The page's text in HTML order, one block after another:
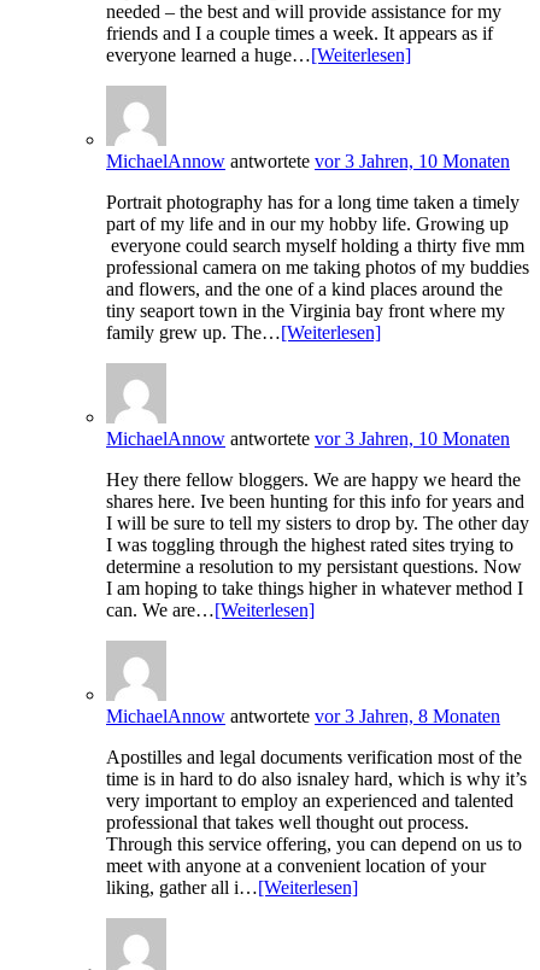
needed – the best and will provide assistance for my
friends and I a couple times a week. It appears as if
everyone learned a huge…[Weiterlesen]
MichaelAnnow antwortete vor 3 Jahren, 10 Monaten
Portrait photography has for a long time taken a timely
part of my life and in our my hobby life. Growing up
everyone could search myself holding a thirty five mm
professional camera on me taking photos of my buddies
and flowers, and the one of a kind places around the
tiny seaport town in the Virginia bay front where my
family grew up. The…[Weiterlesen]
MichaelAnnow antwortete vor 3 Jahren, 10 Monaten
Hey there fellow bloggers. We are happy we heard the
shares here. Ive been hunting for this info for years and
I will be sure to tell my sisters to drop by. The other day
I was toggling through the highest rated sites trying to
determine a resolution to my persistant questions. Now
I am hoping to take things higher in whatever method I
can. We are…[Weiterlesen]
MichaelAnnow antwortete vor 3 Jahren, 8 Monaten
Apostilles and legal documents verification most of the
time is in hard to do also isnaley hard, which is why it’s
very important to employ an experienced and talented
professional that takes well thought out process.
Through this service offering, you can depend on us to
meet with anyone at a convenient location of your
liking, gather all i…[Weiterlesen]